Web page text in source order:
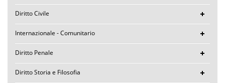
Diritto Civile
Internazionale - Comunitario
Diritto Penale
Diritto Storia e Filosofia